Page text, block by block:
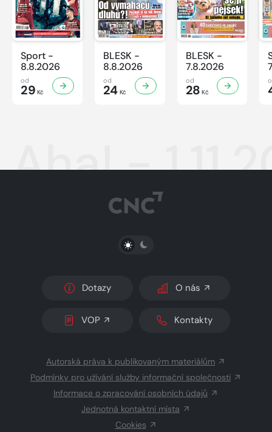
Sport -
8.8.2026
od
29 Kč
BLESK -
8.8.2026
od
24Kč
BLESK -
7.8.2026
od
28 Kč
Aha! -
PŘEPNOUT SVĚTLÝ/TMAVÝ REŽIM
Dotazy O nás
VOP Kontakty
Autorská práva k publikovaným materiálům
Podmínky pro užívání služby informační společnosti
Informace o zpracování osobních údajů
Jednotná kontaktní místa
Cookies